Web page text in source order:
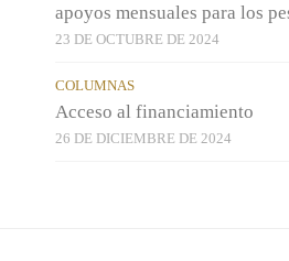
apoyos mensuales para los
23 DE OCTUBRE DE 2024
COLUMNAS
Acceso al financiamiento
26 DE DICIEMBRE DE 2024